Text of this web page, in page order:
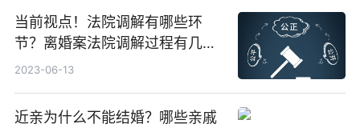
当前视点！法院调解有哪些环
节？离婚案法院调解过程有几个
阶段？
2023-06-13
近亲为什么不能结婚？哪些亲戚